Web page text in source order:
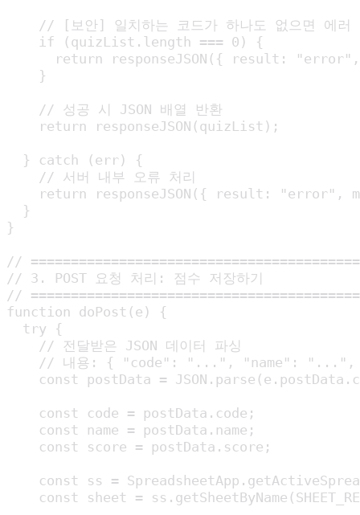
// [보안] 일치하는 코드가 하나도 없으면 에러
    if (quizList.length === 0) {
return responseJSON({ result: "error",
    }
    // 성공 시 JSON 배열 반환
    return responseJSON(quizList);
  } catch (err) {
    // 서버 내부 오류 처리
return responseJSON({ result: "error",
  }
}
//
// 3. POST 요청 처리: 점수 저장하기
//
function doPost(e) {
  try {
    // 전달받은 JSON 데이터 파싱
// 내용: { "code": "...", "name":
const postData =
    const code = postData.code;
    const name = postData.name;
    const score = postData.score;
const ss =
const sheet =